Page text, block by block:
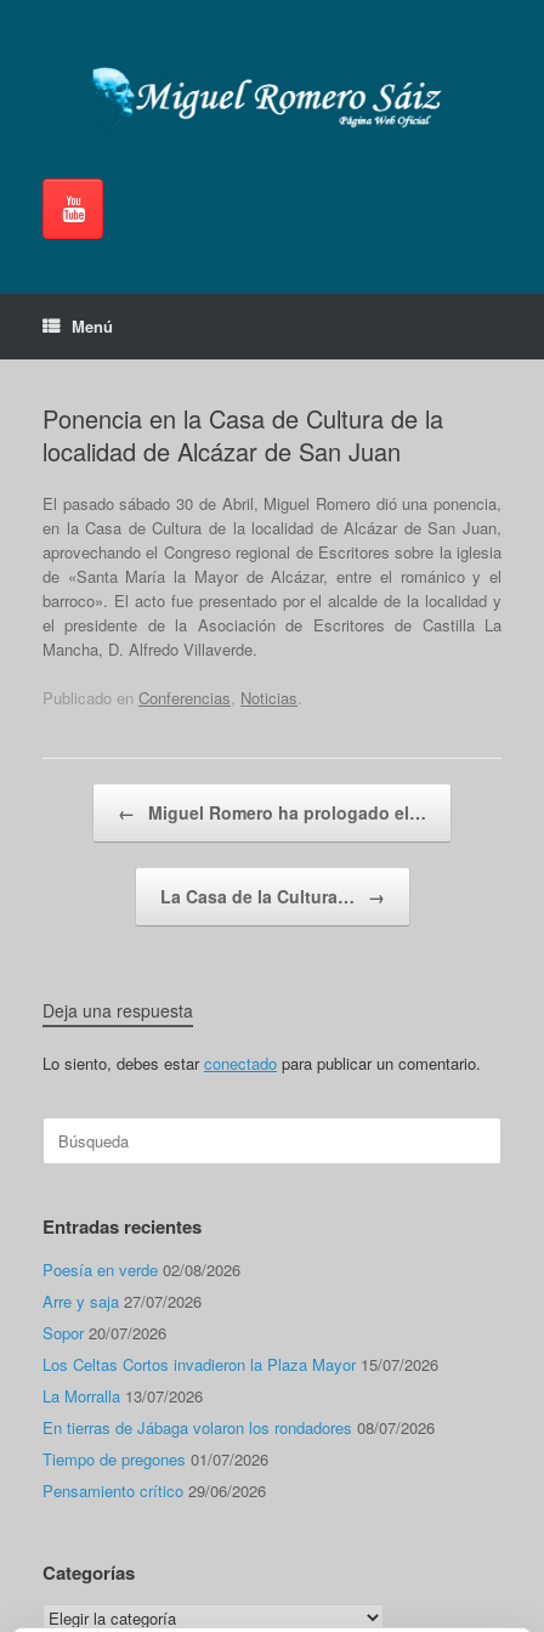
Menú
Ponencia en la Casa de Cultura de la
localidad de Alcázar de San Juan
El pasado sábado 30 de Abril, Miguel Romero dió una ponencia,
en la Casa de Cultura de la localidad de Alcázar de San Juan,
aprovechando el Congreso regional de Escritores sobre la iglesia
de «Santa María la Mayor de Alcázar, entre el románico y el
barroco». El acto fue presentado por el alcalde de la localidad y
el presidente de la Asociación de Escritores de Castilla La
Mancha, D. Alfredo Villaverde.
Publicado en Conferencias, Noticias.
← Miguel Romero ha prologado el…
La Casa de la Cultura… →
Deja una respuesta
Lo siento, debes estarconectado para publicar un comentario.
Buscar:
Entradas recientes
Poesía en verde 02/08/2026
Arre y saja 27/07/2026
Sopor 20/07/2026
Los Celtas Cortos invadieron la Plaza Mayor 15/07/2026
La Morralla 13/07/2026
En tierras de Jábaga volaron los rondadores 08/07/2026
Tiempo de pregones 01/07/2026
Pensamiento crítico 29/06/2026
Categorías
Categorías